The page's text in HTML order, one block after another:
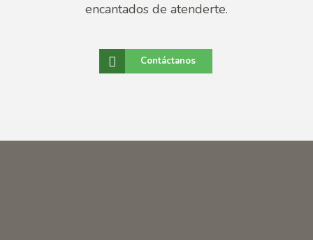
encantados de atenderte.
Contáctanos